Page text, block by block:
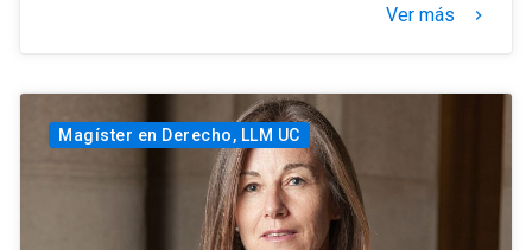
Ver más keyboard_arrow_right
Magíster en Derecho, LLM UC